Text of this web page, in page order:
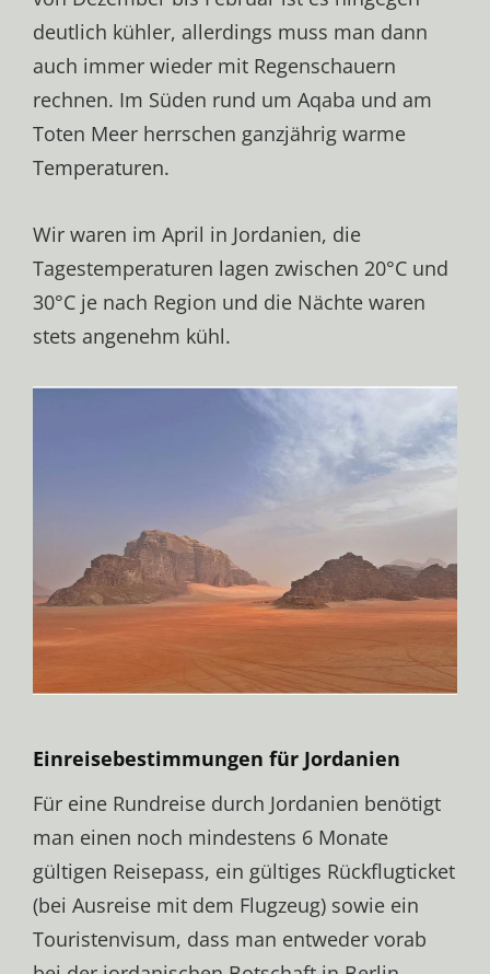
deutlich kühler, allerdings muss man dann
auch immer wieder mit Regenschauern
rechnen. Im Süden rund um Aqaba und am
Toten Meer herrschen ganzjährig warme
Temperaturen.
Wir waren im April in Jordanien, die
Tagestemperaturen lagen zwischen 20°C und
30°C je nach Region und die Nächte waren
stets angenehm kühl.
Einreisebestimmungen für Jordanien
Für eine Rundreise durch Jordanien benötigt
man einen noch mindestens 6 Monate
gültigen Reisepass, ein gültiges Rückflugticket
(bei Ausreise mit dem Flugzeug) sowie ein
Touristenvisum, dass man entweder vorab